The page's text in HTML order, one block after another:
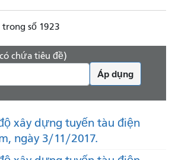
trong số 1923
chứa tiêu đề)
Áp dụng
xây dựng tuyến tàu điện
ngày 3/11/2017.